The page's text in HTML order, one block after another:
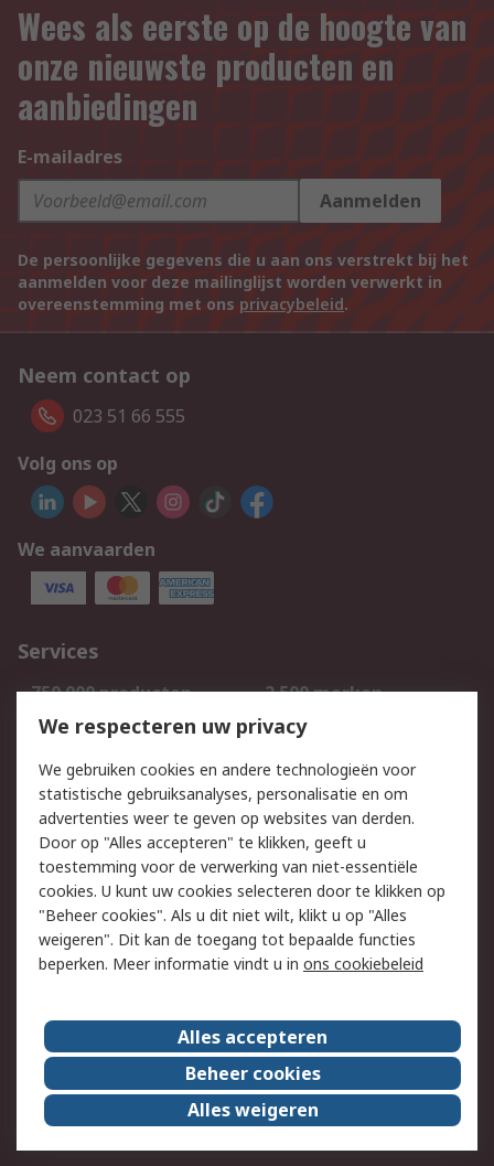
Wees als eerste op de hoogte van
onze nieuwste producten en
aanbiedingen
E-mailadres
Aanmelden
De persoonlijke gegevens die u aan ons verstrekt bij het
aanmelden voor deze mailinglijst worden verwerkt in
overeenstemming met ons privacybeleid.
Neem contact op
023 51 66 555
Volg ons op
We aanvaarden
Services
750.000 producten
2.500 merken
Bestellen
Inkoopoplossingen
Track & Trace
Wettelijk
Cookiebeleid
Email veiligheid
Privacybeleid
Websitevoorwaarden
Algemene
verkoopvoorwaarden
Over RS
RS Group
Over ons
RS wereldwijd
Werken bij RS
ESG
We respecteren uw privacy
We gebruiken cookies en andere technologieën voor
statistische gebruiksanalyses, personalisatie en om
advertenties weer te geven op websites van derden.
Door op "Alles accepteren" te klikken, geeft u
toestemming voor de verwerking van niet-essentiële
cookies. U kunt uw cookies selecteren door te klikken op
"Beheer cookies". Als u dit niet wilt, klikt u op "Alles
weigeren". Dit kan de toegang tot bepaalde functies
beperken. Meer informatie vindt u in ons cookiebeleid
Alles accepteren
Beheer cookies
Alles weigeren